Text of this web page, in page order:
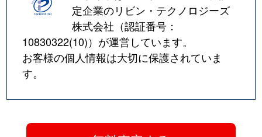
定企業のリビン・テクノロジーズ
株式会社（認証番号：
10830322(10)）が運営しています。
お客様の個人情報は大切に保護されていま
す。